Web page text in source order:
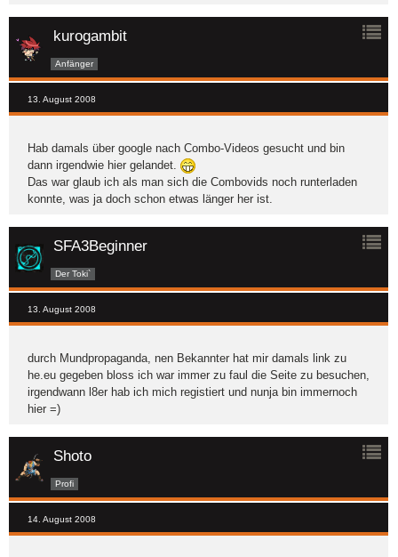
kurogambit
Anfänger
13. August 2008
Hab damals über google nach Combo-Videos gesucht und bin
dann irgendwie hier gelandet.
Das war glaub ich als man sich die Combovids noch runterladen
konnte, was ja doch schon etwas länger her ist.
SFA3Beginner
Der Toki`
13. August 2008
durch Mundpropaganda, nen Bekannter hat mir damals link zu
he.eu gegeben bloss ich war immer zu faul die Seite zu besuchen,
irgendwann l8er hab ich mich registiert und nunja bin immernoch
hier =)
Shoto
Profi
14. August 2008